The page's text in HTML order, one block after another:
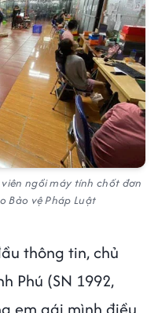
ngồi máy tính chốt đơn
Bảo vệ Pháp Luật
thông tin, chủ
Phú (SN 1992,